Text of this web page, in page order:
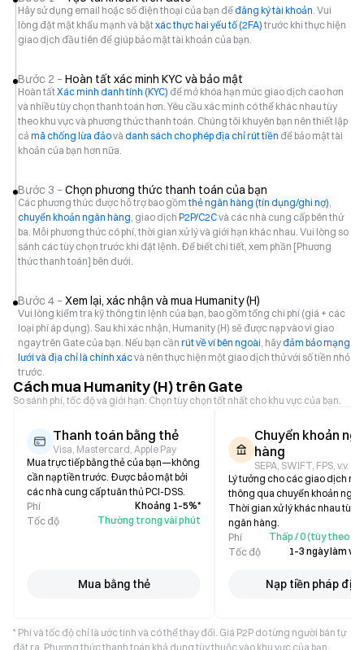
Hãy sử dụng email hoặc số điện thoại của bạn để đăng ký tài khoản. Vui
lòng đặt mật khẩu mạnh và bậtxác thực hai yếu tố (2FA) trước khi thực hiện
giao dịch đầu tiên để giúp bảo mật tài khoản của bạn.
Bước 2 – Hoàn tất xác minh KYC và bảo mật
Hoàn tấtXác minh danh tính (KYC) để mở khóa hạn mức giao dịch cao hơn
và nhiều tùy chọn thanh toán hơn. Yêu cầu xác minh có thể khác nhau tùy
theo khu vực và phương thức thanh toán. Chúng tôi khuyên bạn nên thiết lập
cả mã chống lừa đảovà danh sách cho phép địa chỉ rút tiền để bảo mật tài
khoản của bạn hơn nữa.
Bước 3 – Chọn phương thức thanh toán của bạn
Các phương thức được hỗ trợ bao gồm thẻ ngân hàng (tín dụng/ghi nợ),
chuyển khoản ngân hàng, giao dịch P2P/C2Cvà các nhà cung cấp bên thứ
ba. Mỗi phương thức có phí, thời gian xử lý và giới hạn khác nhau. Vui lòng so
sánh các tùy chọn trước khi đặt lệnh. Để biết chi tiết, xem phần [Phương
thức thanh toán] bên dưới.
Bước 4 – Xem lại, xác nhận và mua Humanity (H)
Vui lòng kiểm tra kỹ thông tin lệnh của bạn, bao gồm tổng chi phí (giá + các
loại phí áp dụng). Sau khi xác nhận, Humanity (H) sẽ được nạp vào ví giao
ngay trên Gate của bạn. Nếu bạn cần rút về ví bên ngoài, hãy đảm bảo mạng
lưới và địa chỉ là chính xácvà nên thực hiện một giao dịch thử với số tiền nhỏ
trước.
Cách mua Humanity (H) trên Gate
So sánh phí, tốc độ và giới hạn. Chọn tùy chọn tốt nhất cho khu vực của bạn.
Thanh toán bằng thẻ
Visa, Mastercard, Apple Pay
Mua trực tiếp bằng thẻ của bạn—không
cần nạp tiền trước. Được bảo mật bởi
các nhà cung cấp tuân thủ PCI-DSS.
Phí
Khoảng 1–5%*
Tốc độ
Thường trong vài phút
Mua bằng thẻ
Chuyển khoản
hàng
SEPA, SWIFT, FPS, v.v.
Lý tưởng cho các giao dịch
thông qua chuyển khoản
Thời gian xử lý khác nhau tùy
ngân hàng.
Phí
Thấp / 0 (tùy theo
Tốc độ
1–3 ngày làm
Nạp tiền pháp định
* Phí và tốc độ chỉ là ước tính và có thể thay đổi. Giá P2P do từng người bán tự
đặt ra. Phương thức thanh toán khả dụng tùy thuộc vào khu vực của bạn.